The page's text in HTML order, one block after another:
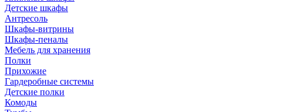
Детские шкафы
Антресоль
Шкафы-витрины
Шкафы-пеналы
Мебель для хранения
Полки
Прихожие
Гардеробные системы
Детские полки
Комоды